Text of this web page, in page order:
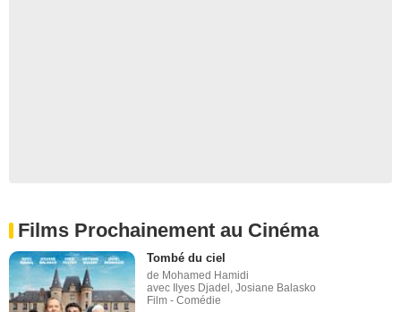
Films Prochainement au Cinéma
Tombé du ciel
de Mohamed Hamidi
avec Ilyes Djadel, Josiane Balasko
Film - Comédie